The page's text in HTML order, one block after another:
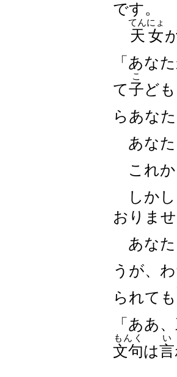
です。
天女
てんにょ
「あな
て子
こ
ど
らあな
あなた
これか
しかし
おりませ
あなた
うが、
られても
「ああ、
文句
もんく
は言
い